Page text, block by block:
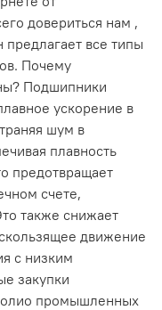
довериться нам ,
все типы
Почему
Подшипники
ускорение в
шум в
плавность
предотвращает
счете,
также снижает
движение
с низким
закупки
промышленных